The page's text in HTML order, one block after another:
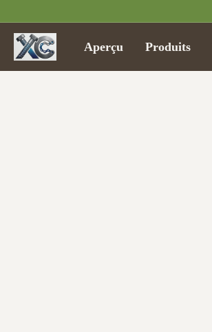
Aperçu Produits